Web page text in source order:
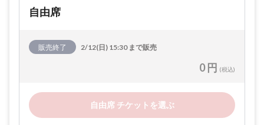
自由席
販売終了 2/12(日) 15:30 まで販売
0 円 (税込)
自由席 チケットを選ぶ